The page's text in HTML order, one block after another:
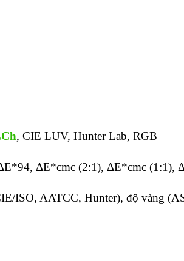
, CIE LUV, Hunter Lab, RGB
ΔE*cmc (2:1), ΔE*cmc (1:1),
ISO, AATCC, Hunter), độ vàng